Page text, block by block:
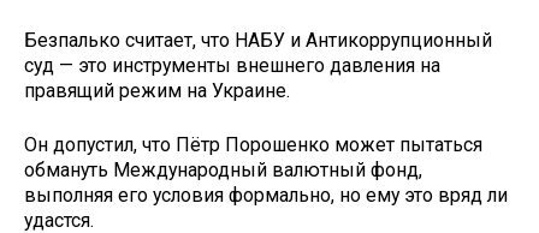
Безпалько считает, что НАБУ и Антикоррупционный
суд — это инструменты внешнего давления на
правящий режим на Украине.
Он допустил, что Пётр Порошенко может пытаться
обмануть Международный валютный фонд,
выполняя его условия формально, но ему это вряд ли
удастся.